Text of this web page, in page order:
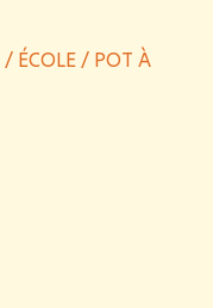
/ ÉCOLE / POT À